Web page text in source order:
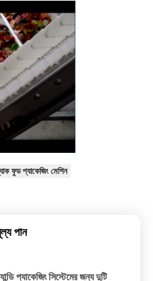
ফুড প্যাকেজিং মেশিন
পান
প্যাকেজিং সিস্টেমের জন্য দুটি